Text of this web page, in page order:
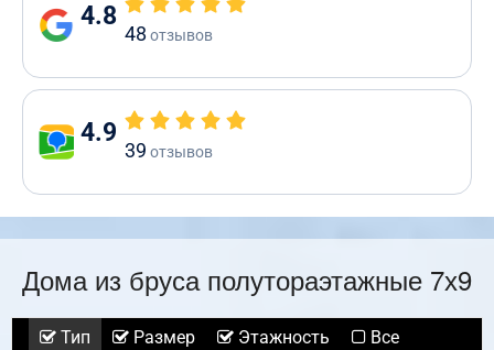
4.8
48 отзывов
4.9
39 отзывов
Дома из бруса полутораэтажные 7х9
Тип Размер Этажность Все